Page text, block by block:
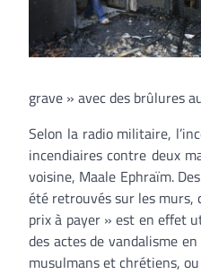
grave » avec des brûlures
Selon la radio militaire,
incendiaires contre deux
voisine, Maale Ephraïm.
été retrouvés sur les murs,
prix à payer » est en effet
des actes de vandalisme
musulmans et chrétiens,